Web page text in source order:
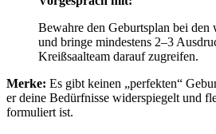
Bewahre den Geburtsplan bei
und bringe mindestens 2–3
Kreißsaalteam darauf zugreifen.
Merke: Es gibt keinen „perfekten“
er deine Bedürfnisse widerspiegelt und
formuliert ist.